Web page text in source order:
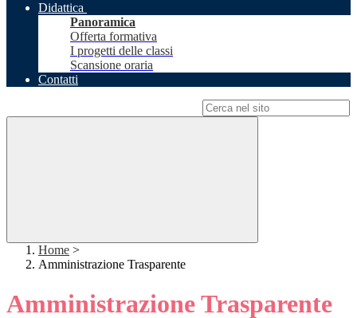
Didattica
Panoramica
Offerta formativa
I progetti delle classi
Scansione oraria
Contatti
Home >
Amministrazione Trasparente
Amministrazione Trasparente